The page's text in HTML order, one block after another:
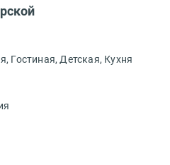
Гостиная, Детская, Кухня